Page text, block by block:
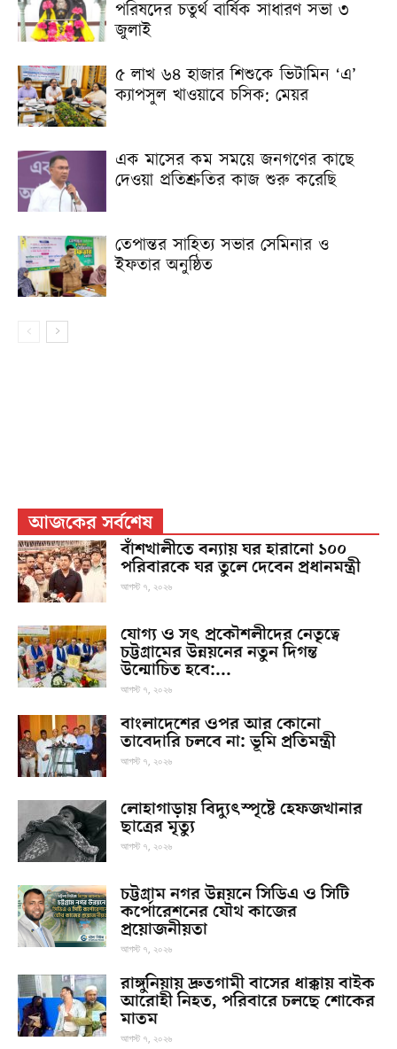
পরিষদের চতুর্থ বার্ষিক সাধারণ সভা ৩
জুলাই
৫ লাখ ৬৪ হাজার শিশুকে ভিটামিন ‘এ’
ক্যাপসুল খাওয়াবে চসিক: মেয়র
এক মাসের কম সময়ে জনগণের কাছে
দেওয়া প্রতিশ্রুতির কাজ শুরু করেছি
তেপান্তর সাহিত্য সভার সেমিনার ও
ইফতার অনুষ্ঠিত
আজকের সর্বশেষ
বাঁশখালীতে বন্যায় ঘর হারানো ১০০
পরিবারকে ঘর তুলে দেবেন প্রধানমন্ত্রী
আগস্ট ৭, ২০২৬
যোগ্য ও সৎ প্রকৌশলীদের নেতৃত্বে
চট্টগ্রামের উন্নয়নের নতুন দিগন্ত
উন্মোচিত হবে:...
আগস্ট ৭, ২০২৬
বাংলাদেশের ওপর আর কোনো
তাবেদারি চলবে না: ভূমি প্রতিমন্ত্রী
আগস্ট ৭, ২০২৬
লোহাগাড়ায় বিদ্যুৎস্পৃষ্টে হেফজখানার
ছাত্রের মৃত্যু
আগস্ট ৭, ২০২৬
চট্টগ্রাম নগর উন্নয়নে সিডিএ ও সিটি
কর্পোরেশনের যৌথ কাজের
প্রয়োজনীয়তা
আগস্ট ৭, ২০২৬
রাঙ্গুনিয়ায় দ্রুতগামী বাসের ধাক্কায় বাইক
আরোহী নিহত, পরিবারে চলছে শোকের
মাতম
আগস্ট ৭, ২০২৬